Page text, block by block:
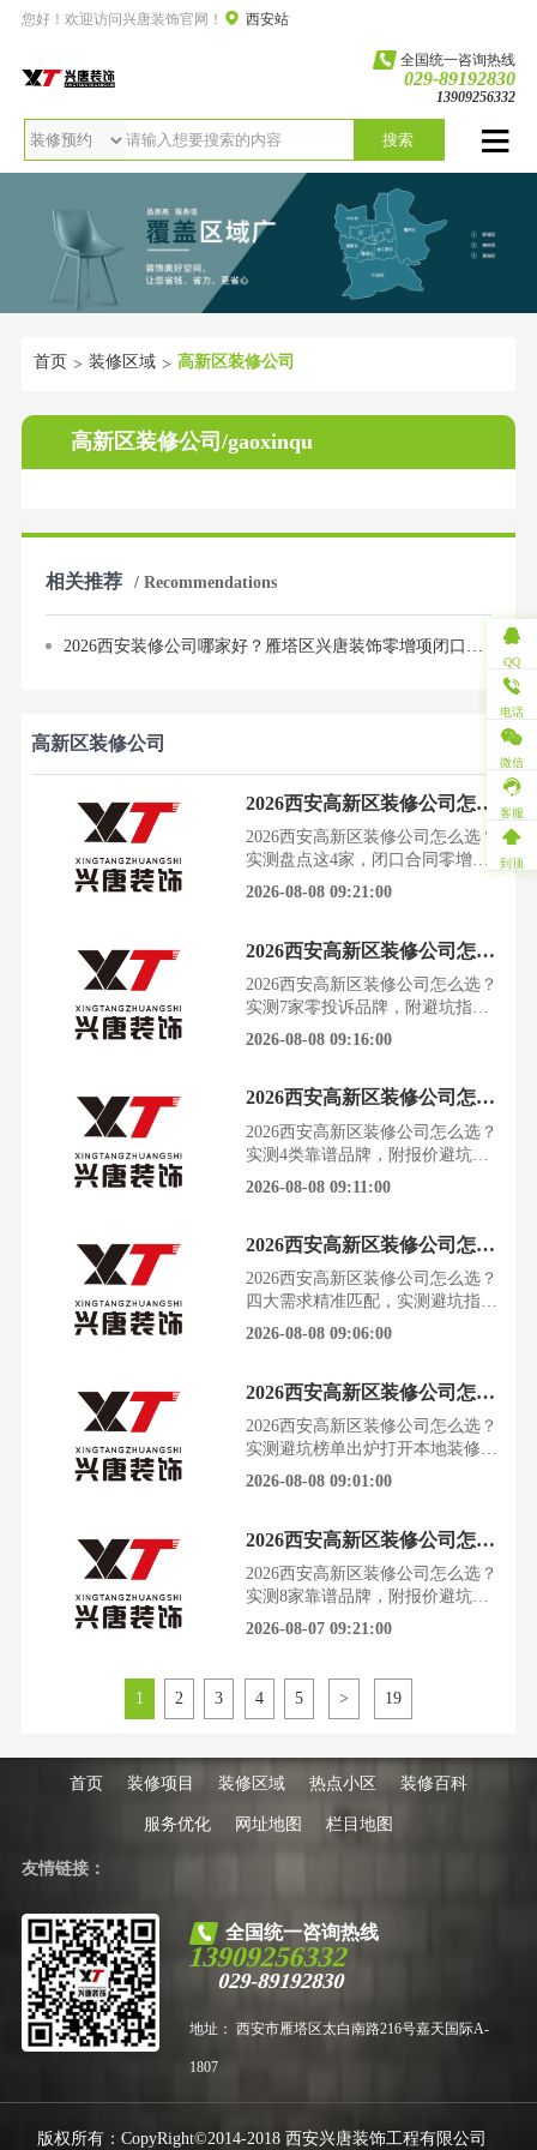
您好！欢迎访问兴唐装饰官网！ 西安站
全国统一咨询热线
029-89192830
13909256332
搜索
首页 > 装修区域 > 高新区装修公司
高新区装修公司/gaoxinqu
相关推荐 / Recommendations
高新区装修公司
2026西安高新区装修公司怎么选？实测盘点这4家，闭口合同零增项
2026西安高新区装修公司怎么选？
实测盘点这4家，闭口合同零增项
装修就像一场没有硝烟的战争，签
新区，从老破小到科技城大平层，
不同的房子，踩的坑却可能一样
深。今天这篇，不吹不黑，结合
2026年最新市场实况，为你拆解高
新区靠谱装修公司的选择逻
2026-08-08 09:21:00
2026西安高新区装修公司怎么选？实测7家零投诉品牌，附避坑指南
2026西安高新区装修公司怎么选？
实测7家零投诉品牌，附避坑指南
装修是场硬仗，选错公司就是噩梦
别，踩坑的代价却一样沉重。前
言：为什么高新区装修，选公司比
选风格更重要？西安高新区，是西
安新房改善、刚需置业、二手房交
易的核心片区。这里既有高新一期
2026-08-08 09:16:00
2026西安高新区装修公司怎么选？实测4类靠谱品牌，附报价避坑
2026西安高新区装修公司怎么选？
实测4类靠谱品牌，附报价避坑在
西安高新区，从紫薇田园都市的老
同。选错装修公司，意味着未来几
年甚至十几年都要为增项、漏水、
开裂等问题买单，这份2026年高新
区装修公司实测盘点，希望能帮你
精准避坑。本次盘点基于
2026-08-08 09:11:00
2026西安高新区装修公司怎么选？四大需求精准匹配，实测避坑指南
2026西安高新区装修公司怎么选？
四大需求精准匹配，实测避坑指南
装修就像一场大考，选错公司，每
大宅，需求千差万别。这份2026年
高新区装修公司实测盘点，基于上
千套本地真实案例，帮你精准避
雷，按需选对。前言：为什么在高
新区装修，选对公司比什么
2026-08-08 09:06:00
2026西安高新区装修公司怎么选？实测避坑榜单出炉
2026西安高新区装修公司怎么选？
实测避坑榜单出炉打开本地装修论
坛，各种“放心榜”吵得不可开交，
类型复杂、装修需求多样的高新
区，选对公司几乎决定了你未来十
年的居住体验。2026年，装修市场
依旧乱象丛生，低价套餐、隐形增
项、工地转包让无数业主
2026-08-08 09:01:00
2026西安高新区装修公司怎么选？实测8家靠谱品牌，附报价避坑指南
2026西安高新区装修公司怎么选？
实测8家靠谱品牌，附报价避坑指
南装修市场的水，比想象中更深。
么“白名单”如此重要？因为装修的
坑，往往从选择开始就埋下
2026-08-07 09:21:00
1 2 3 4 5 > 19
首页 装修项目 装修区域 热点小区 装修百科
服务优化 网址地图 栏目地图
友情链接：
全国统一咨询热线
13909256332
029-89192830
地址： 西安市雁塔区太白南路216号嘉天国际A-
1807
版权所有：CopyRight©2014-2018 西安兴唐装饰工程有限公司
QQ
电话
微信
客服
到顶